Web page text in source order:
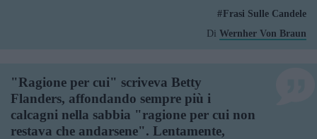
Frasi Sulle Candele
Di Wernher Von Braun
"Ragione per cui" scriveva Betty
Flanders, affondando sempre più i
calcagni nella sabbia "ragione per cui non
restava che andarsene". Lentamente,